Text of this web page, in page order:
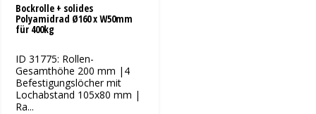
Bockrolle + solides
Polyamidrad Ø160 x W50mm
für 400kg
ID 31775: Rollen-
Gesamthöhe 200 mm |4
Befestigungslöcher mit
Lochabstand 105x80 mm |
Ra...